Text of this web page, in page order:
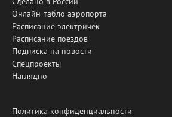
Онлайн-табло аэропорта
Расписание электричек
Расписание поездов
Подписка на новости
Спецпроекты
Наглядно
Политика конфиденциальности